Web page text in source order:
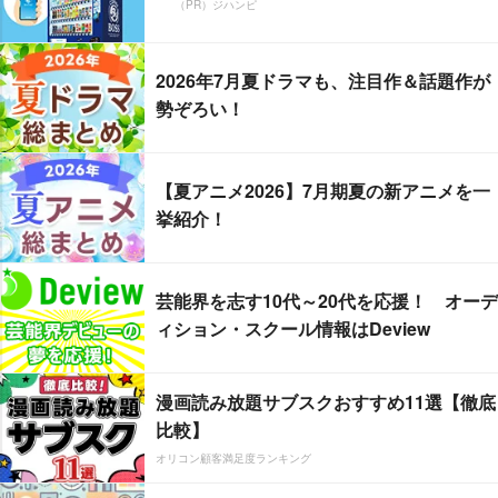
（PR）ジハンピ
2026年7月夏ドラマも、注目作＆話題作が
勢ぞろい！
【夏アニメ2026】7月期夏の新アニメを一
挙紹介！
芸能界を志す10代～20代を応援！ オーデ
ィション・スクール情報はDeview
漫画読み放題サブスクおすすめ11選【徹底
比較】
オリコン顧客満足度ランキング